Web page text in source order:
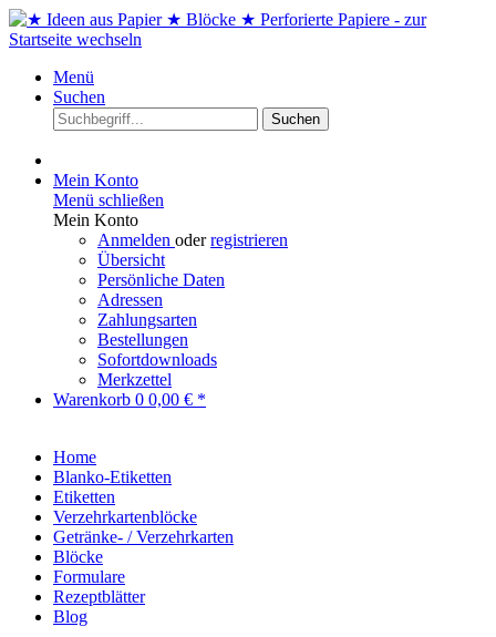
Menü
Suchen
Suchen
Mein Konto
Menü schließen
Mein Konto
Anmelden oderregistrieren
Übersicht
Persönliche Daten
Adressen
Zahlungsarten
Bestellungen
Sofortdownloads
Merkzettel
Warenkorb 0 0,00 € *
Home
Blanko-Etiketten
Etiketten
Verzehrkartenblöcke
Getränke- / Verzehrkarten
Blöcke
Formulare
Rezeptblätter
Blog